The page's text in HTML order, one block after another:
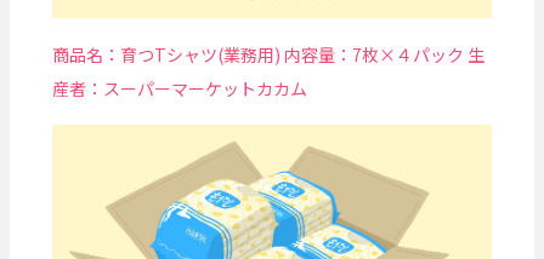
商品名：育つTシャツ(業務用) 内容量：7枚×４パック 生
産者：スーパーマーケットカカム